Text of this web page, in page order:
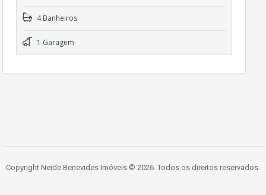
4 Banheiros
1 Garagem
Copyright Neide Benevides Imóveis © 2026. Todos os direitos reservados.